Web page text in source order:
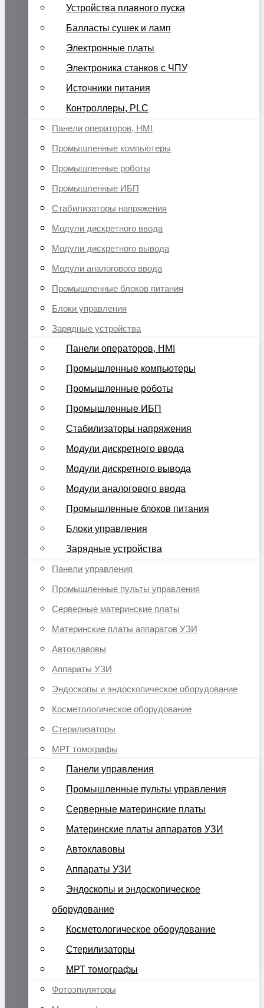
Устройства плавного пуска
Балласты сушек и ламп
Электронные платы
Электроника станков с ЧПУ
Источники питания
Контроллеры, PLC
Панели операторов, HMI
Промышленные компьютеры
Промышленные роботы
Промышленные ИБП
Стабилизаторы напряжения
Модули дискретного ввода
Модули дискретного вывода
Модули аналогового ввода
Промышленные блоков питания
Блоки управления
Зарядные устройства
Панели операторов, HMI
Промышленные компьютеры
Промышленные роботы
Промышленные ИБП
Стабилизаторы напряжения
Модули дискретного ввода
Модули дискретного вывода
Модули аналогового ввода
Промышленные блоков питания
Блоки управления
Зарядные устройства
Панели управления
Промышленные пульты управления
Серверные материнские платы
Материнские платы аппаратов УЗИ
Автоклавовы
Аппараты УЗИ
Эндоскопы и эндоскопическое оборудование
Косметологическое оборудование
Стерилизаторы
МРТ томографы
Панели управления
Промышленные пульты управления
Серверные материнские платы
Материнские платы аппаратов УЗИ
Автоклавовы
Аппараты УЗИ
Эндоскопы и эндоскопическое
оборудование
Косметологическое оборудование
Стерилизаторы
МРТ томографы
Фотоэпиляторы